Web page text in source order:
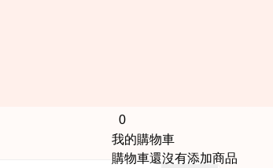
0
我的購物車
購物車還沒有添加商品